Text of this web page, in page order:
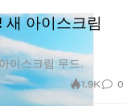
아이스크림
이스크림 무드.
1.9K 0